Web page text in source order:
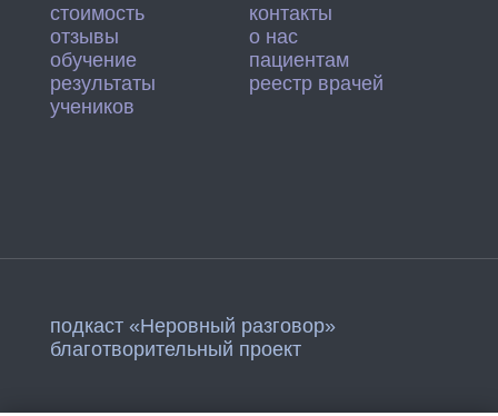
подкаст «Неровный разговор»
благотворительный проект
стоимость
отзывы
обучение
результаты
учеников
контакты
о нас
пациентам
реестр врачей